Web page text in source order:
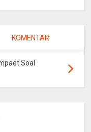
KOMENTAR
Soal